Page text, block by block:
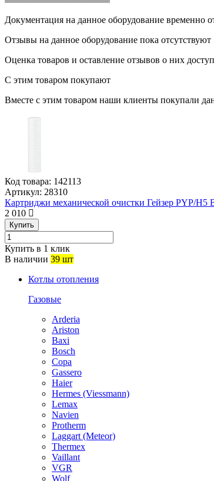
Документация на данное оборудование временно
Отзывы на данное оборудование пока отсутствуют
Оценка товаров и оставление отзывов о них
С этим товаром покупают
Вместе с этим товаром наши клиенты покупали
Код товара: 142113
Артикул: 28310
Картриджи механической очистки Гейзер PYP/H5
2 010
Купить
Купить в 1 клик
В наличии 39 шт
Котлы отопления
Газовые
Arderia
Ariston
Baxi
Bosch
Copa
Gassero
Haier
Hermes (Viessmann)
Lemax
Navien
Protherm
Laggart (Meteor)
Thermex
Vaillant
VGR
Wolf